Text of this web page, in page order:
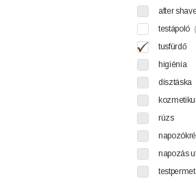
after
testápoló
tusfürdő
higiénia
dísztáska
rúzs
napozás
testpermet